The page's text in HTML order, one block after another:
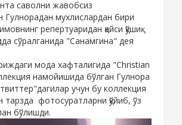
саволни жавобсиз
Гулнорадан мухлислардан бири
репертуаридан қайси қўшиқ
сўралганида "Санамгина" дея
мода хафталигида "Christian
намойишида бўлган Гулнора
учун бу коллекция
тарзда фотосуратларни қўйиб, ўз
бўлишди.